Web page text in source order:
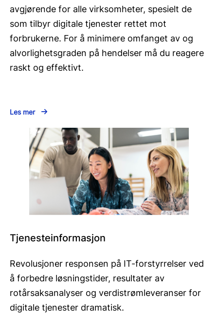
avgjørende for alle virksomheter, spesielt de
som tilbyr digitale tjenester rettet mot
forbrukerne. For å minimere omfanget av og
alvorlighetsgraden på hendelser må du reagere
raskt og effektivt.
Les mer
Tjenesteinformasjon
Revolusjoner responsen på IT-forstyrrelser ved
å forbedre løsningstider, resultater av
rotårsaksanalyser og verdistrømleveranser for
digitale tjenester dramatisk.